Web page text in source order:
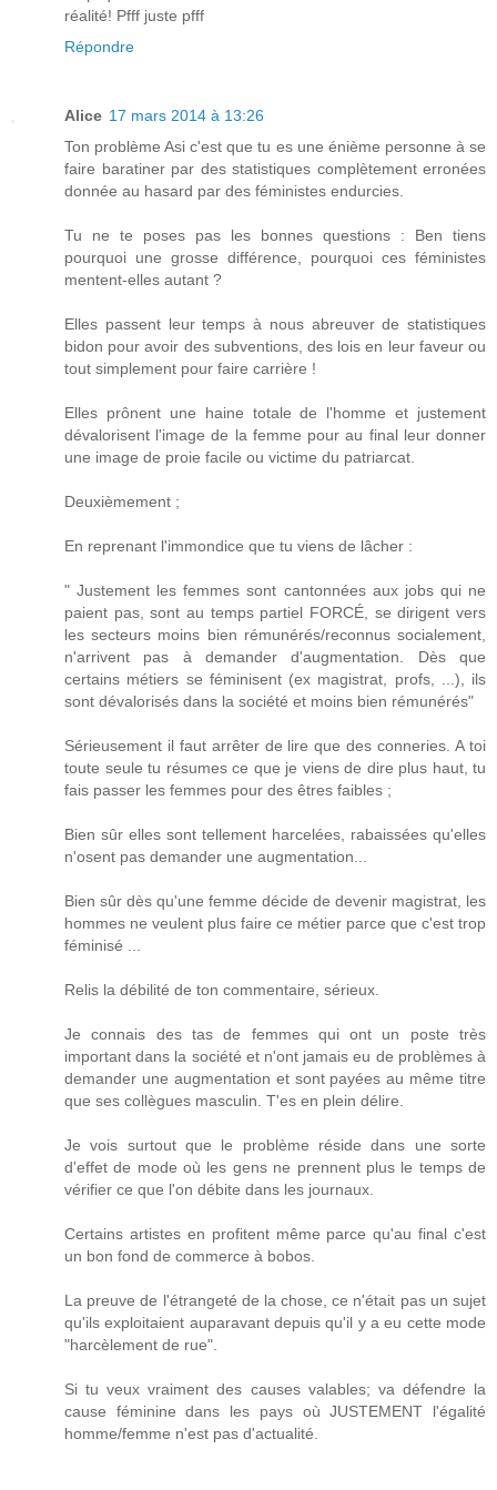
réalité! Pfff juste pfff
Répondre
Alice 17 mars 2014 à 13:26
Ton problème Asi c'est que tu es une énième personne à se
faire baratiner par des statistiques complètement erronées
donnée au hasard par des féministes endurcies.
Tu ne te poses pas les bonnes questions : Ben tiens
pourquoi une grosse différence, pourquoi ces féministes
mentent-elles autant ?
Elles passent leur temps à nous abreuver de statistiques
bidon pour avoir des subventions, des lois en leur faveur ou
tout simplement pour faire carrière !
Elles prônent une haine totale de l'homme et justement
dévalorisent l'image de la femme pour au final leur donner
une image de proie facile ou victime du patriarcat.
Deuxièmement ;
En reprenant l'immondice que tu viens de lâcher :
" Justement les femmes sont cantonnées aux jobs qui ne
paient pas, sont au temps partiel FORCÉ, se dirigent vers
les secteurs moins bien rémunérés/reconnus socialement,
n'arrivent pas à demander d'augmentation. Dès que
certains métiers se féminisent (ex magistrat, profs, ...), ils
sont dévalorisés dans la société et moins bien rémunérés"
Sérieusement il faut arrêter de lire que des conneries. A toi
toute seule tu résumes ce que je viens de dire plus haut, tu
fais passer les femmes pour des êtres faibles ;
Bien sûr elles sont tellement harcelées, rabaissées qu'elles
n'osent pas demander une augmentation...
Bien sûr dès qu'une femme décide de devenir magistrat, les
hommes ne veulent plus faire ce métier parce que c'est trop
féminisé ...
Relis la débilité de ton commentaire, sérieux.
Je connais des tas de femmes qui ont un poste très
important dans la société et n'ont jamais eu de problèmes à
demander une augmentation et sont payées au même titre
que ses collègues masculin. T'es en plein délire.
Je vois surtout que le problème réside dans une sorte
d'effet de mode où les gens ne prennent plus le temps de
vérifier ce que l'on débite dans les journaux.
Certains artistes en profitent même parce qu'au final c'est
un bon fond de commerce à bobos.
La preuve de l'étrangeté de la chose, ce n'était pas un sujet
qu'ils exploitaient auparavant depuis qu'il y a eu cette mode
"harcèlement de rue".
Si tu veux vraiment des causes valables; va défendre la
cause féminine dans les pays où JUSTEMENT l'égalité
homme/femme n'est pas d'actualité.